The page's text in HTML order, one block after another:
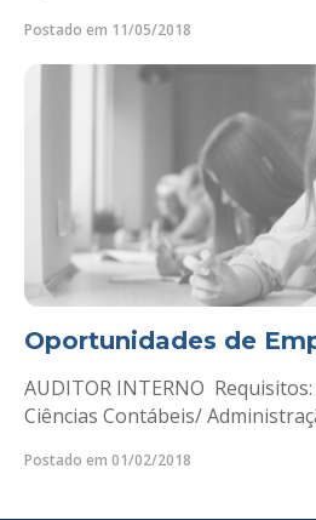
Postado em 11/05/2018
Oportunidades de
AUDITOR INTERNO
Ciências Contábeis/
Postado em 01/02/2018